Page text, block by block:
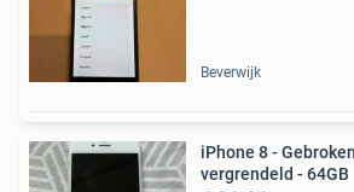
Beverwijk
iPhone 8 -
vergrendeld - 64GB